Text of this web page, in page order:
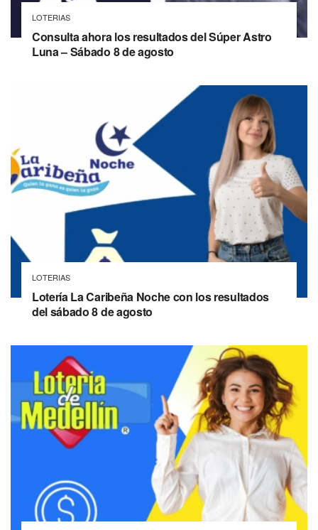
LOTERIAS
Consulta ahora los resultados del Súper Astro
Luna – Sábado 8 de agosto
LOTERIAS
Lotería La Caribeña Noche con los resultados
del sábado 8 de agosto